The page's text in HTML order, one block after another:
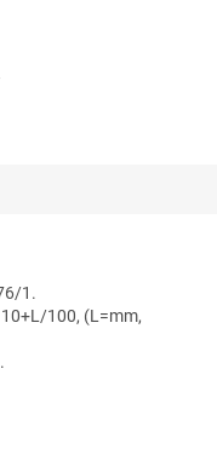
1.
100, (L=mm,